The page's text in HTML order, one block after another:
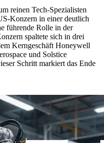
reinen Tech-Spezialisten
Konzern in einer deutlich
führende Rolle in der
spaltete sich in drei
Kerngeschäft Honeywell
und Solstice
Schritt markiert das Ende